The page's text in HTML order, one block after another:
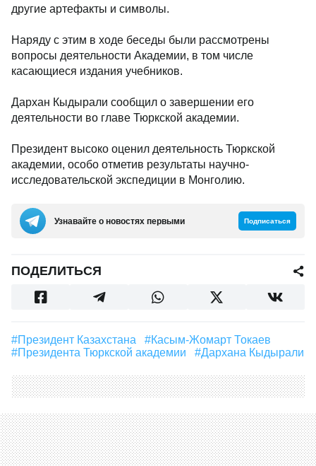
другие артефакты и символы.
Наряду с этим в ходе беседы были рассмотрены
вопросы деятельности Академии, в том числе
касающиеся издания учебников.
Дархан Кыдырали сообщил о завершении его
деятельности во главе Тюркской академии.
Президент высоко оценил деятельность Тюркской
академии, особо отметив результаты научно-
исследовательской экспедиции в Монголию.
Узнавайте о новостях первыми Подписаться
ПОДЕЛИТЬСЯ
#Президент Казахстана
#Касым-Жомарт Токаев
#президента Тюркской академии
#Дархана Кыдырали